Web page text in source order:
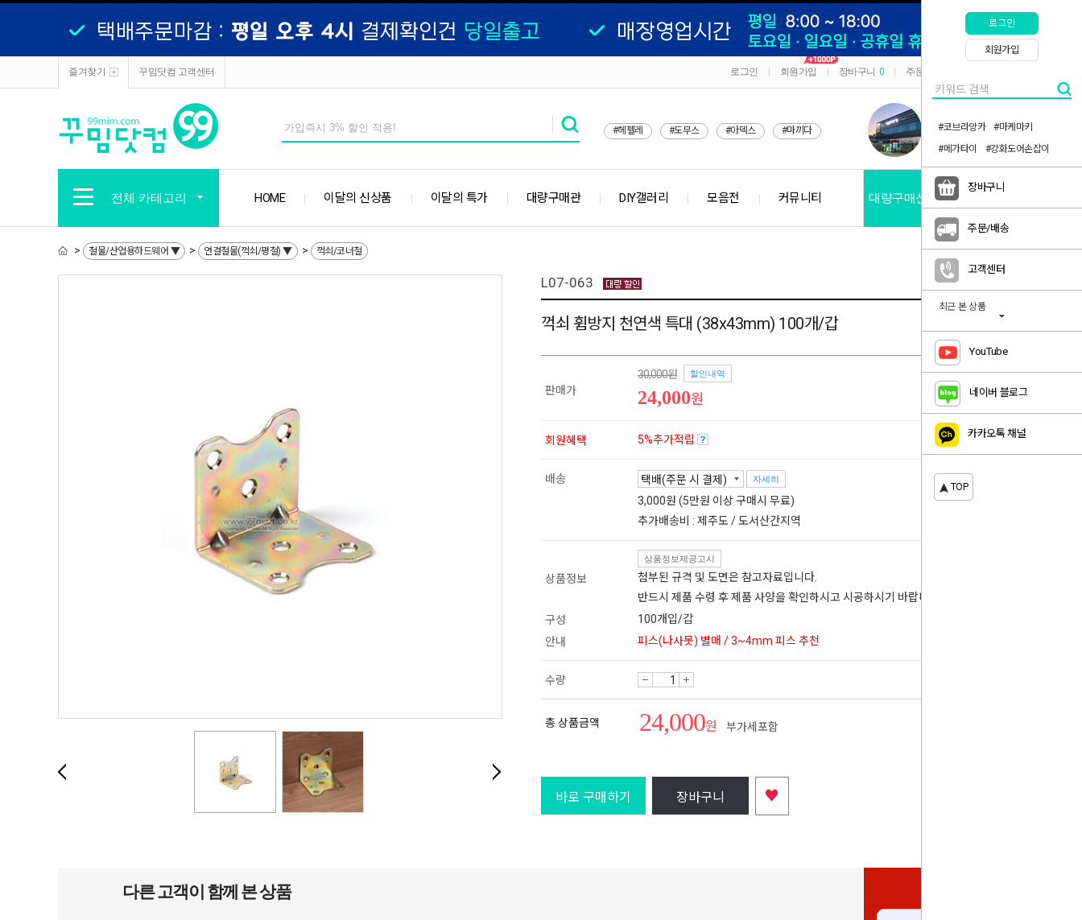
즐겨찾기 꾸밈닷컴 고객센터 로그인 회원가입 장바구니 0 주문/배송
#헤펠레 #도무스 #아덱스 #마끼다
전체 카테고리 HOME 이달의 신상품 이달의 특가 대량구매관 DIY갤러리 모음전 커뮤니티 대량구매신청
로그인
회원가입
#코브라앙카
#마케마키
#메가타이
#강화도어손잡이
장바구니
주문/배송
고객센터
최근 본 상품
YouTube
네이버 블로그
카카오톡 채널
TOP
> 철물/산업용하드웨어 ▼ > 연결철물(꺽쇠/평철) ▼ > 꺽쇠/코너철
L07-063
꺽쇠 휨방지 천연색 특대 (38x43mm) 100개/갑
20%
판매가
30,000원 할인내역
24,000원
회원혜택 5%추가적립
배송 자세히
3,000원 (5만원 이상 구매시 무료)
추가배송비 : 제주도 / 도서산간지역
상품정보
상품정보제공고시
첨부된 규격 및 도면은 참고자료입니다.
반드시 제품 수령 후 제품 사양을 확인하시고 시공하시기 바랍니다.
구성
100개입/갑
안내
피스(나사못) 별매 / 3~4mm 피스 추천
수량
총 상품금액 24,000원 부가세포함
바로 구매하기 장바구니 ♥
다른 고객이 함께 본 상품